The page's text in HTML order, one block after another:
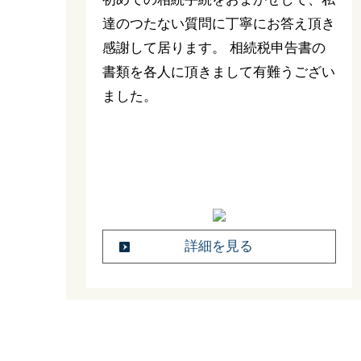
達のつたない質問に丁寧にお答え頂き
感謝して居ります。 相続税申告書の
書類を各人に頂きまして有難うござい
ました。
詳細を見る